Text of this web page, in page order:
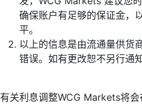
确保账户有足够的保证金，
平。
以上的信息是由流通量供货
错误。如有更改恕不另行通
有关利息调整WCG Markets将